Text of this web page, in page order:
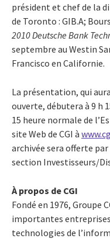
président et chef de la
de Toronto : GIB.A;
2010 Deutsche Bank
septembre au Westin
Francisco en Californie.
La présentation, qui
ouverte, débutera à 9 h
15 heure normale de
site Web de CGI à
archivée sera offerte par
section Investisseurs/
À propos de CGI
Fondé en 1976, Groupe
importantes
technologies de